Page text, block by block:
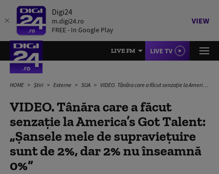
Digi24
m.digi24.ro
FREE - In Google Play
VIEW
LIVE FM LIVE TV
HOME Știri Externe SUA VIDEO. Tânăra care a făcut senzație la America’s Got Talent: „Șansele mele de supraviețuire sunt de 2%, dar 2% nu înseamnă 0%”
VIDEO. Tânăra care a făcut
senzație la America’s Got Talent:
„Șansele mele de supraviețuire
sunt de 2%, dar 2% nu înseamnă
0%”